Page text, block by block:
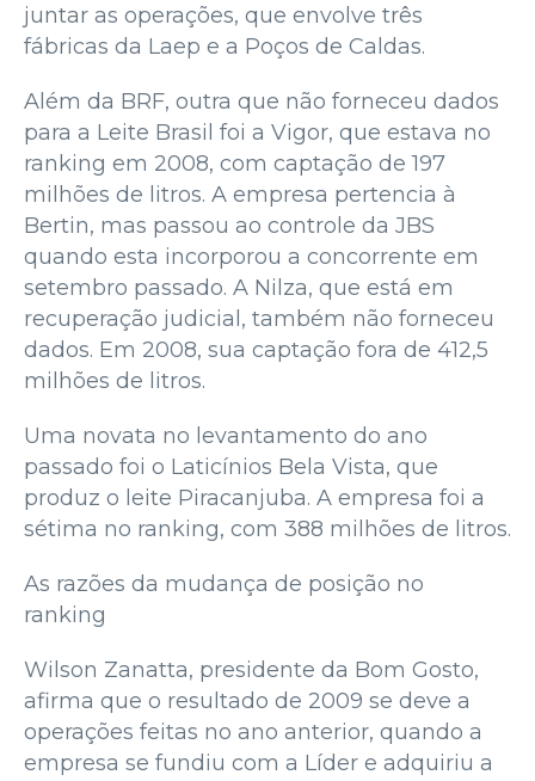
juntar as operações, que envolve três
fábricas da Laep e a Poços de Caldas.
Além da BRF, outra que não forneceu dados
para a Leite Brasil foi a Vigor, que estava no
ranking em 2008, com captação de 197
milhões de litros. A empresa pertencia à
Bertin, mas passou ao controle da JBS
quando esta incorporou a concorrente em
setembro passado. A Nilza, que está em
recuperação judicial, também não forneceu
dados. Em 2008, sua captação fora de 412,5
milhões de litros.
Uma novata no levantamento do ano
passado foi o Laticínios Bela Vista, que
produz o leite Piracanjuba. A empresa foi a
sétima no ranking, com 388 milhões de litros.
As razões da mudança de posição no
ranking
Wilson Zanatta, presidente da Bom Gosto,
afirma que o resultado de 2009 se deve a
operações feitas no ano anterior, quando a
empresa se fundiu com a Líder e adquiriu a